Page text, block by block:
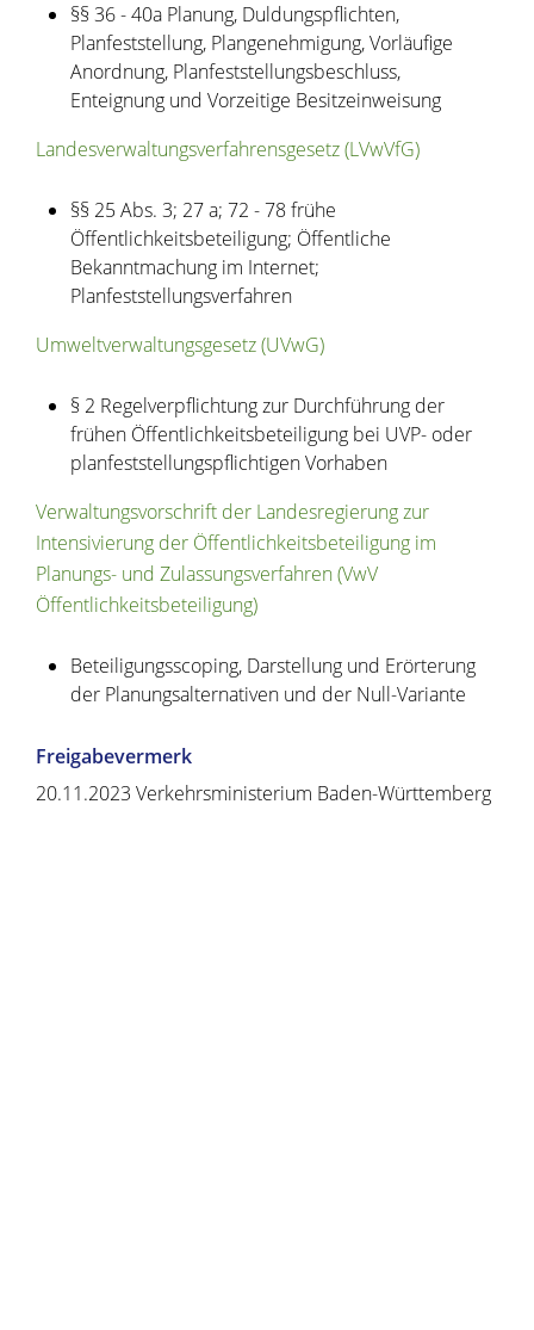
§§ 36 - 40a Planung, Duldungspflichten,
Planfeststellung, Plangenehmigung, Vorläufige
Anordnung, Planfeststellungsbeschluss,
Enteignung und Vorzeitige Besitzeinweisung
Landesverwaltungsverfahrensgesetz (LVwVfG)
§§ 25 Abs. 3; 27 a; 72 - 78frühe
Öffentlichkeitsbeteiligung; Öffentliche
Bekanntmachung im Internet;
Planfeststellungsverfahren
Umweltverwaltungsgesetz (UVwG)
§ 2 Regelverpflichtung zur Durchführung der
frühen Öffentlichkeitsbeteiligung bei UVP- oder
planfeststellungspflichtigen Vorhaben
Verwaltungsvorschrift der Landesregierung zur
Intensivierung der Öffentlichkeitsbeteiligung im
Planungs- und Zulassungsverfahren (VwV
Öffentlichkeitsbeteiligung)
Beteiligungsscoping, Darstellung und Erörterung
der Planungsalternativen und der Null-Variante
Freigabevermerk
20.11.2023 Verkehrsministerium Baden-Württemberg